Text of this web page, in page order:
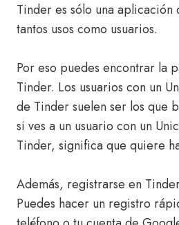
Tinder es sólo una
tantos usos como usuarios.
Por eso puedes encontrar la
Tinder. Los usuarios con un
de Tinder suelen ser los que
si ves a un usuario con un
Tinder, significa que quiere
Además, registrarse en
Puedes hacer un registro